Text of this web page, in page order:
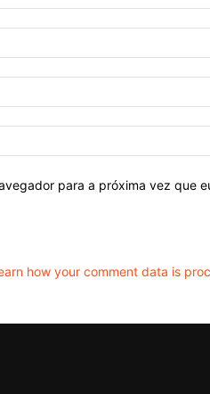
para a próxima vez que
how your comment data is